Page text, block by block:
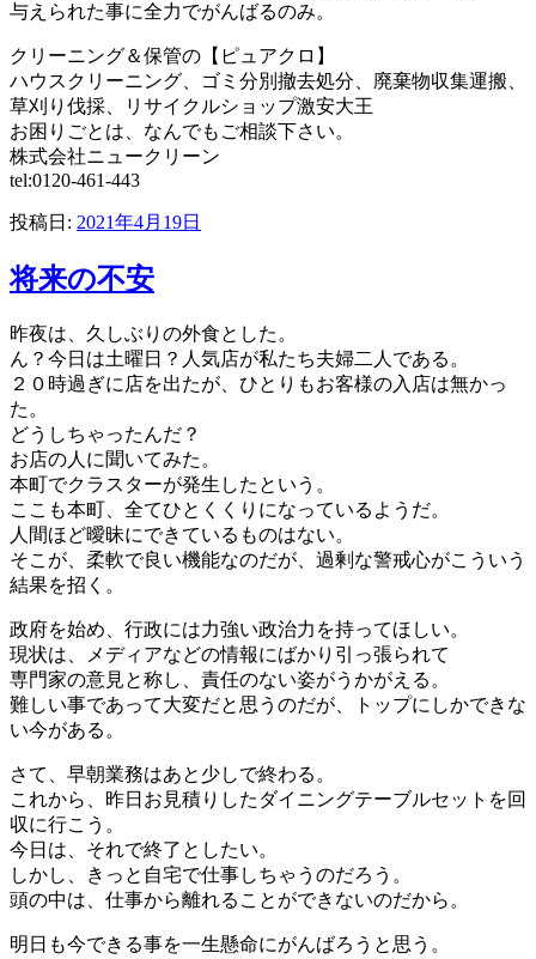
与えられた事に全力でがんばるのみ。
クリーニング＆保管の【ピュアクロ】
ハウスクリーニング、ゴミ分別撤去処分、廃棄物収集運搬、
草刈り伐採、リサイクルショップ激安大王
お困りごとは、なんでもご相談下さい。
株式会社ニュークリーン
tel:0120-461-443
投稿日: 2021年4月19日
将来の不安
昨夜は、久しぶりの外食とした。
ん？今日は土曜日？人気店が私たち夫婦二人である。
２０時過ぎに店を出たが、ひとりもお客様の入店は無かっ
た。
どうしちゃったんだ？
お店の人に聞いてみた。
本町でクラスターが発生したという。
ここも本町、全てひとくくりになっているようだ。
人間ほど曖昧にできているものはない。
そこが、柔軟で良い機能なのだが、過剰な警戒心がこういう
結果を招く。
政府を始め、行政には力強い政治力を持ってほしい。
現状は、メディアなどの情報にばかり引っ張られて
専門家の意見と称し、責任のない姿がうかがえる。
難しい事であって大変だと思うのだが、トップにしかできな
い今がある。
さて、早朝業務はあと少しで終わる。
これから、昨日お見積りしたダイニングテーブルセットを回
収に行こう。
今日は、それで終了としたい。
しかし、きっと自宅で仕事しちゃうのだろう。
頭の中は、仕事から離れることができないのだから。
明日も今できる事を一生懸命にがんばろうと思う。